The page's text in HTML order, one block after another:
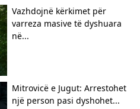
Vazhdojnë kërkimet për
varreza masive të dyshuara
në...
Mitrovicë e Jugut: Arrestohet
një person pasi dyshohet...